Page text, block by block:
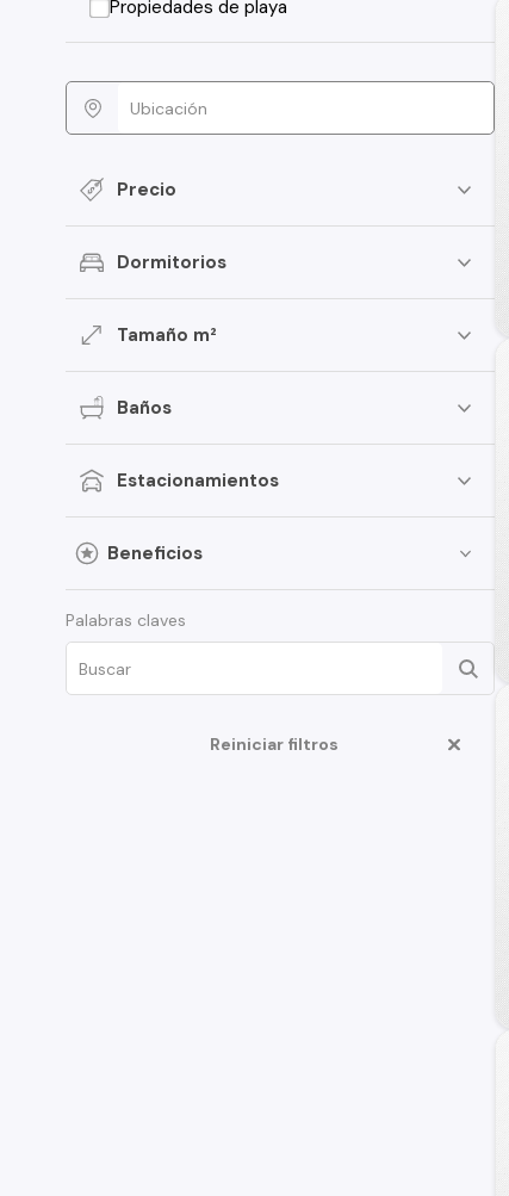
Propiedades de playa
Precio
Dormitorios
Tamaño m²
Baños
Estacionamientos
Beneficios
Palabras claves
Reiniciar filtros